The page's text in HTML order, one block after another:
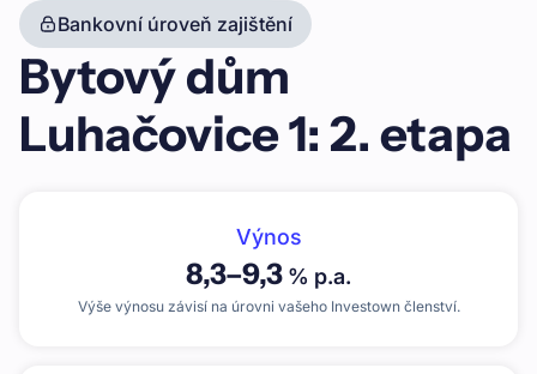
Bankovní úroveň zajištění
Bytový dům
Luhačovice 1: 2. etapa
Výnos
8,3–9,3 % p.a.
Výše výnosu závisí na úrovni vašeho Investown členství.